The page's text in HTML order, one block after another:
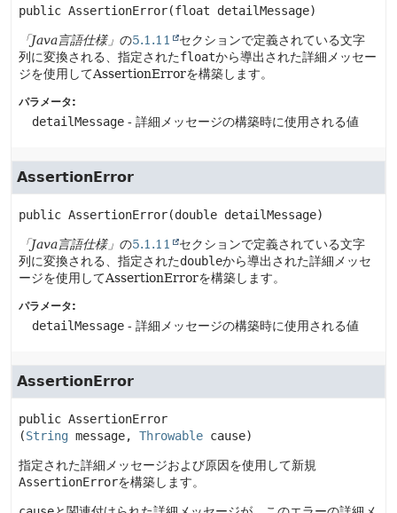
public AssertionError(float detailMessage)
「Java言語仕様」 の5.1.11
セクションで定義されている文字
列に変換される、指定されたfloatから導出された詳細メッセー
ジを使用してAssertionErrorを構築します。
パラメータ:
detailMessage - 詳細メッセージの構築時に使用される値
AssertionError
public AssertionError(double detailMessage)
「Java言語仕様」 の5.1.11
セクションで定義されている文字
列に変換される、指定されたdoubleから導出された詳細メッセ
ージを使用してAssertionErrorを構築します。
パラメータ:
detailMessage - 詳細メッセージの構築時に使用される値
AssertionError
public AssertionError
(String message, Throwable cause)
指定された詳細メッセージおよび原因を使用して新規
AssertionErrorを構築します。